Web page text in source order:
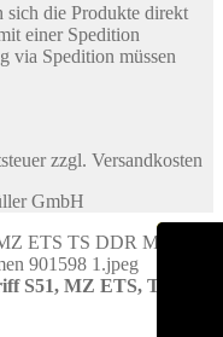
die Produkte direkt
einer Spedition
via Spedition müssen
zzgl. Versandkosten
GmbH
S51, MZ ETS, TS